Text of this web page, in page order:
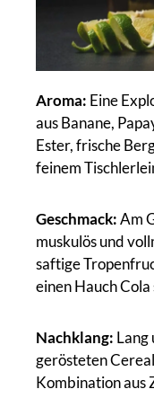
Aroma: Eine
aus Banane,
Ester, frische
feinem
Geschmack:Am
muskulös und
saftige
einen Hauch
Nachklang: Lang
gerösteten
Kombination aus